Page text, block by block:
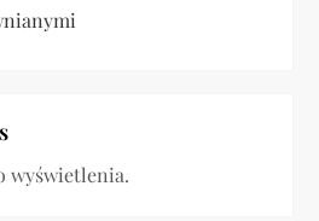
wyświetlenia.